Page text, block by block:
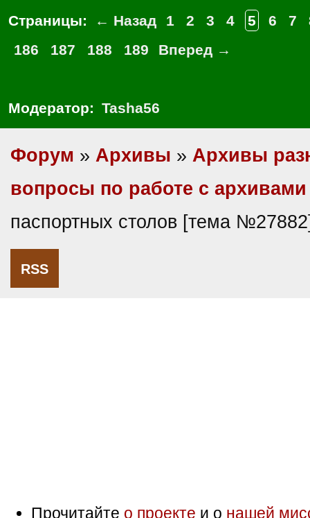
Страницы: ← Назад 1 2 3 4 5 6 7
186
187 188 189 Вперед →
Модератор: Tasha56
Форум » Архивы » Архивы
вопросы по работе с архивами
паспортных столов [тема
RSS
Прочитайте о проекте и о нашей